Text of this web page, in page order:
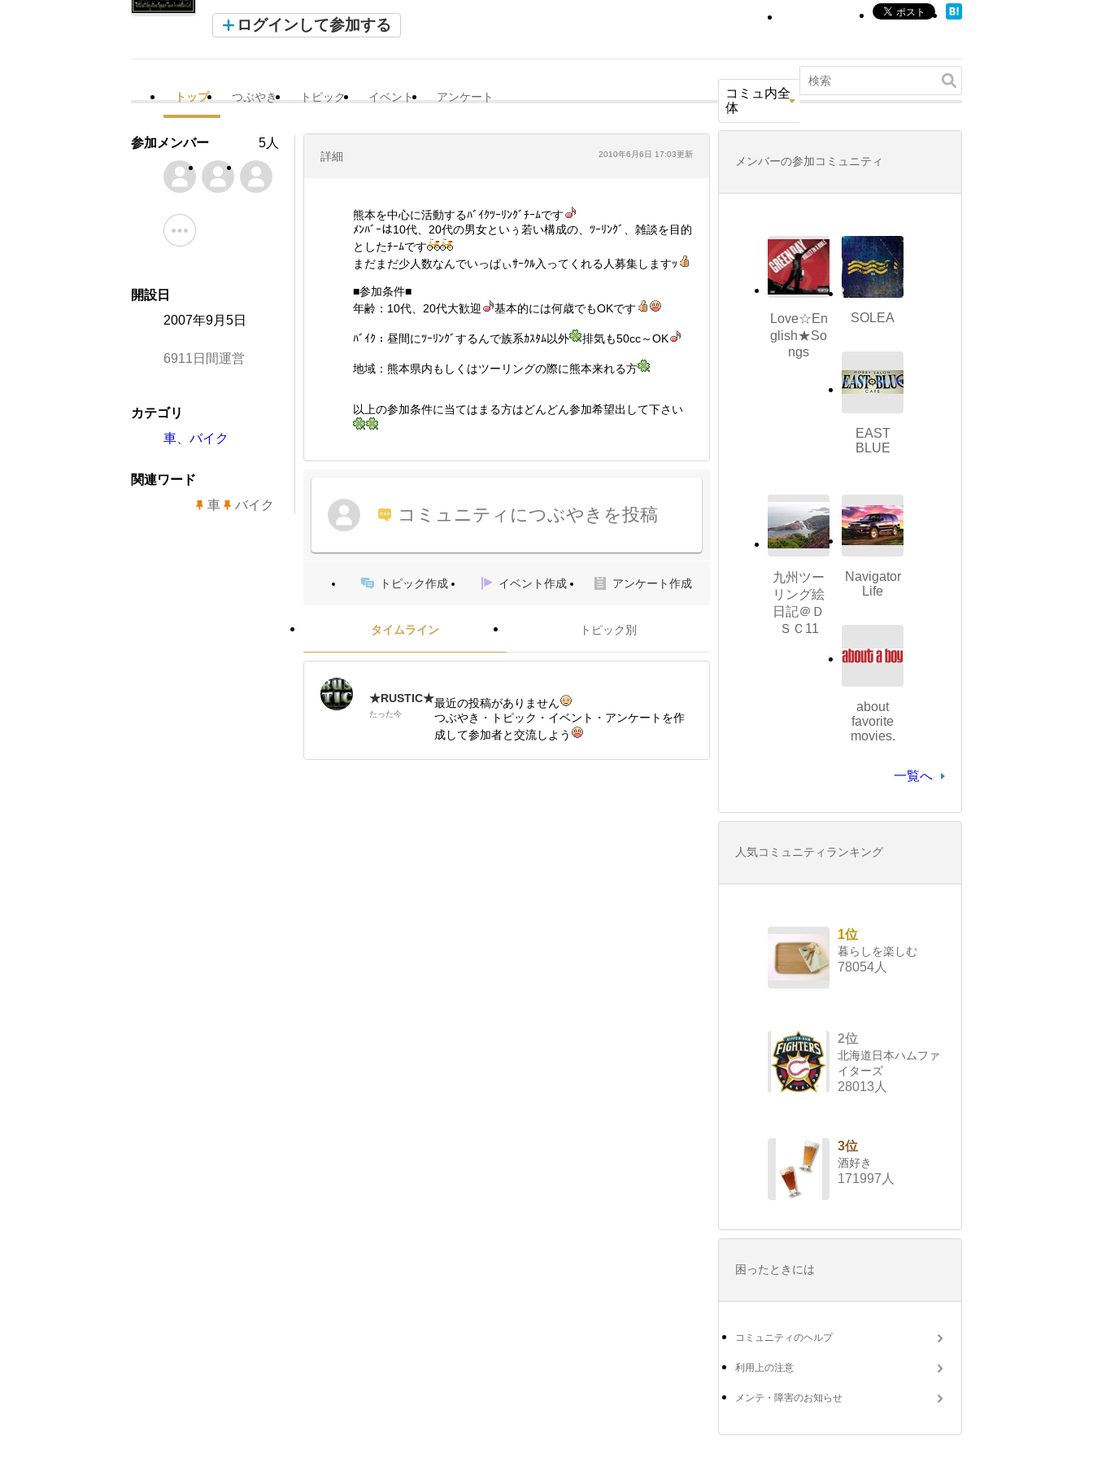
ログインして参加する
トップ つぶやき トピック イベント アンケート
コミュ内全
体
詳細 2010年6月6日 17:03更新
熊本を中心に活動するﾊﾞｲｸﾂｰﾘﾝｸﾞﾁｰﾑです
ﾒﾝﾊﾞｰは10代、20代の男女といぅ若い構成の、ﾂｰﾘﾝｸﾞ、雑談を目的
としたﾁｰﾑです
まだまだ少人数なんでいっぱぃｻｰｸﾙ入ってくれる人募集しますｯ
■参加条件■
年齢：10代、20代大歓迎
基本的には何歳でもOKです
ﾊﾞｲｸ：昼間にﾂｰﾘﾝｸﾞするんで族系ｶｽﾀﾑ以外 排気も50cc～OK
地域：熊本県内もしくはツーリングの際に熊本来れる方
以上の参加条件に当てはまる方はどんどん参加希望出して下さい
コミュニティにつぶやきを投稿
トピック作成 イベント作成 アンケート作成
タイムライン トピック別
★RUSTIC★
たった今
最近の投稿がありません
つぶやき・トピック・イベント・アンケートを作
成して参加者と交流しよう
参加メンバー 5人
開設日
2007年9月5日
6911日間運営
カテゴリ
車、バイク
関連ワード
車
バイク
メンバーの参加コミュニティ
Love☆En
glish★So
ngs
SOLEA
EAST
BLUE
九州ツー
リング絵
日記＠Ｄ
ＳＣ11
Navigator
Life
about
favorite
movies.
一覧へ
人気コミュニティランキング
1位
暮らしを楽しむ
78054人
2位
北海道日本ハムファ
イターズ
28013人
3位
酒好き
171997人
困ったときには
コミュニティのヘルプ
利用上の注意
メンテ・障害のお知らせ